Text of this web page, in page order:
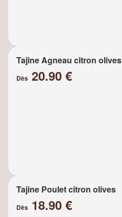
Tajine Agneau citron olives
Dès 20.90 €
Tajine Poulet citron olives
Dès 18.90 €